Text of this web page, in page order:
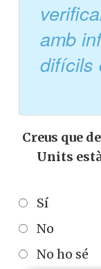
amb
difícils
Creus que
Units
Sí
No
No ho sé